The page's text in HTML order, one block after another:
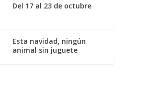
Del 17 al 23 de octubre
Esta navidad, ningún
animal sin juguete